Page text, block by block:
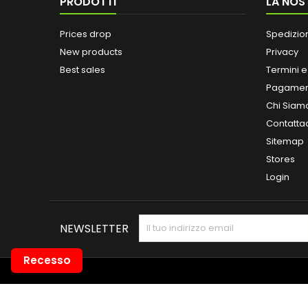
Prices drop
New products
Best sales
Privacy
Termini
Chi
Sitemap
Stores
Login
NEWSLETTER
Recesso